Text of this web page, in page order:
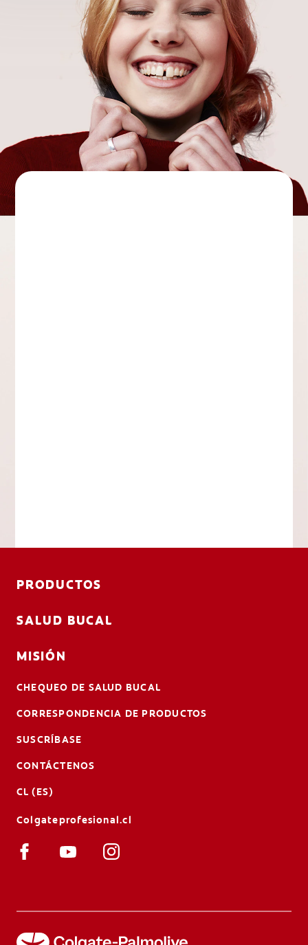
PRODUCTOS
SALUD BUCAL
MISIÓN
CHEQUEO DE SALUD BUCAL
CORRESPONDENCIA DE PRODUCTOS
SUSCRÍBASE
CONTÁCTENOS
CL (ES)
Colgateprofesional.cl